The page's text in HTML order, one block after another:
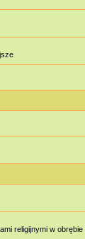
religijnymi w